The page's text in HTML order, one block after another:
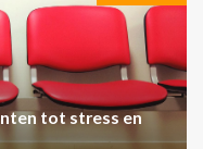
tot stress en